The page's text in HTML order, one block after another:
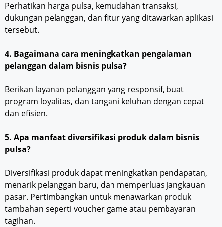
Perhatikan harga pulsa, kemudahan transaksi,
dukungan pelanggan, dan fitur yang ditawarkan aplikasi
tersebut.
4. Bagaimana cara meningkatkan pengalaman
pelanggan dalam bisnis pulsa?
Berikan layanan pelanggan yang responsif, buat
program loyalitas, dan tangani keluhan dengan cepat
dan efisien.
5. Apa manfaat diversifikasi produk dalam bisnis
pulsa?
Diversifikasi produk dapat meningkatkan pendapatan,
menarik pelanggan baru, dan memperluas jangkauan
pasar. Pertimbangkan untuk menawarkan produk
tambahan seperti voucher game atau pembayaran
tagihan.